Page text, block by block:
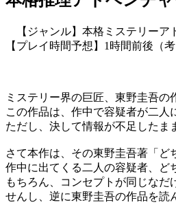
【ジャンル】本格ミステリーア
【プレイ時間予想】1時間前後（
ミステリー界の巨匠、東野圭吾の
この作品は、作中で容疑者が二人
ただし、決して情報が不足したま
さて本作は、その東野圭吾著「ど
作中に出てくる二人の容疑者、ど
もちろん、コンセプトが同じな
せんし、逆に東野圭吾の作品を読